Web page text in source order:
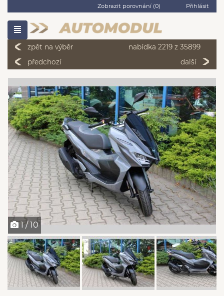
Zobrazit porovnání (0) Přihlásit
zpět na výběr
nabídka 2219 z 35899
předchozí
další
1 / 10